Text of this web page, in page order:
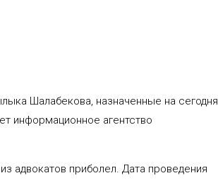
Шалабекова, назначенные на сегодня
информационное агентство
адвокатов приболел. Дата проведения